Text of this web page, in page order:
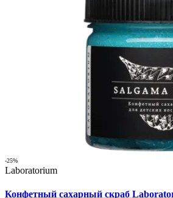
-25%
Laboratorium
Конфетный сахарный скраб